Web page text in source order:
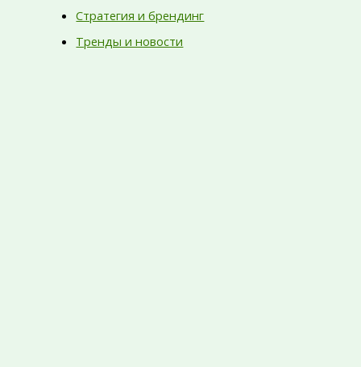
Стратегия и брендинг
Тренды и новости